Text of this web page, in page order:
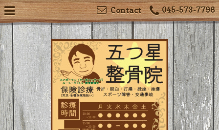
045-573-7796
Contact